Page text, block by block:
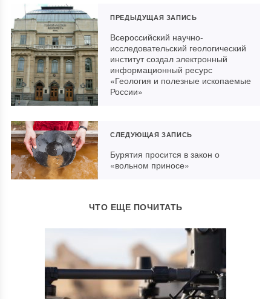
ПРЕДЫДУЩАЯ ЗАПИСЬ
Всероссийский научно-
исследовательский геологический
институт создал электронный
информационный ресурс
«Геология и полезные ископаемые
России»
СЛЕДУЮЩАЯ ЗАПИСЬ
Бурятия просится в закон о
«вольном приносе»
ЧТО ЕЩЕ ПОЧИТАТЬ